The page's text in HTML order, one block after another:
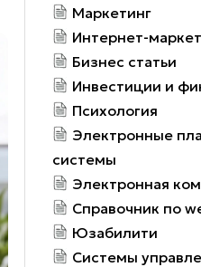
Маркетинг
Интернет-
Бизнес статьи
Инвестиции и
Психология
Электронные
системы
Электронная
Справочник по
Юзабилити
Системы